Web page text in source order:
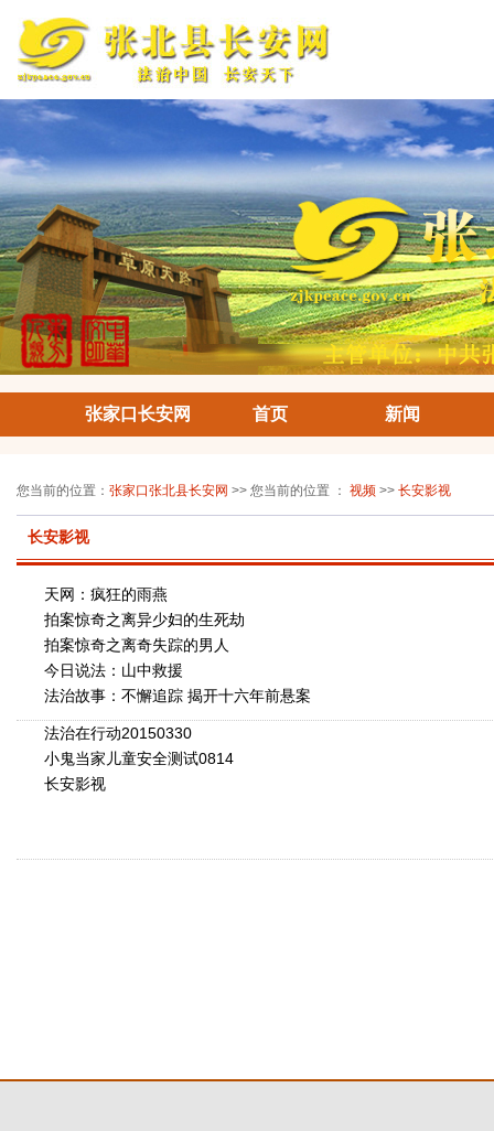
张家口长安网 首页 新闻
您当前的位置： 张家口张北县长安网 >> 您当前的位置 ： 视频 >> 长安影视
长安影视
天网：疯狂的雨燕
拍案惊奇之离异少妇的生死劫
拍案惊奇之离奇失踪的男人
今日说法：山中救援
法治故事：不懈追踪 揭开十六年前悬案
法治在行动20150330
小鬼当家儿童安全测试0814
长安影视